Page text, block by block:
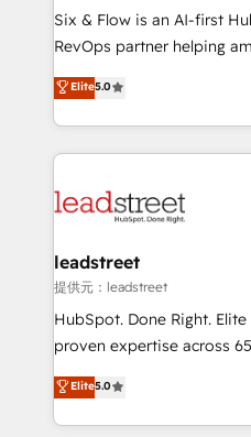
commercialization, real
SaaS, Software Dev & IT
the United States, EU,
America. From casual user to super fan: make
Six & Flow is an AI-first
RevOps partner helping
grow with clarity,
Operating across the UK,
Canada, we’ve delivered
HubSpot projects for
combine HubSpot, data,
and technology for
growth. Our expertise
architecture, AI
delivered through our
Partner and ISO
we blend strategy,
Elite5.0
leadstreet
提供元：leadstreet
HubSpot. Done Right.
proven expertise across
implementations. With 12+ years of HubSpot
experience, we help you
to its fullest capacity,
Elite5.0